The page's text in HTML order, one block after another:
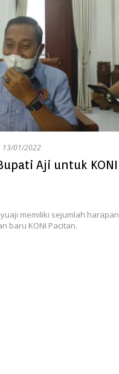
13/01/2022
Aji untuk KONI
memiliki sejumlah harapan
baru KONI Pacitan.